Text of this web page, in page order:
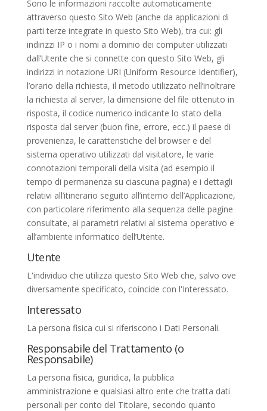
Sono le informazioni raccolte automaticamente
attraverso questo Sito Web (anche da applicazioni di
parti terze integrate in questo Sito Web), tra cui: gli
indirizzi IP o i nomi a dominio dei computer utilizzati
dall’Utente che si connette con questo Sito Web, gli
indirizzi in notazione URI (Uniform Resource Identifier),
l’orario della richiesta, il metodo utilizzato nell’inoltrare
la richiesta al server, la dimensione del file ottenuto in
risposta, il codice numerico indicante lo stato della
risposta dal server (buon fine, errore, ecc.) il paese di
provenienza, le caratteristiche del browser e del
sistema operativo utilizzati dal visitatore, le varie
connotazioni temporali della visita (ad esempio il
tempo di permanenza su ciascuna pagina) e i dettagli
relativi all’itinerario seguito all’interno dell’Applicazione,
con particolare riferimento alla sequenza delle pagine
consultate, ai parametri relativi al sistema operativo e
all’ambiente informatico dell’Utente.
Utente
L'individuo che utilizza questo Sito Web che, salvo ove
diversamente specificato, coincide con l'Interessato.
Interessato
La persona fisica cui si riferiscono i Dati Personali.
Responsabile del Trattamento (o
Responsabile)
La persona fisica, giuridica, la pubblica
amministrazione e qualsiasi altro ente che tratta dati
personali per conto del Titolare, secondo quanto